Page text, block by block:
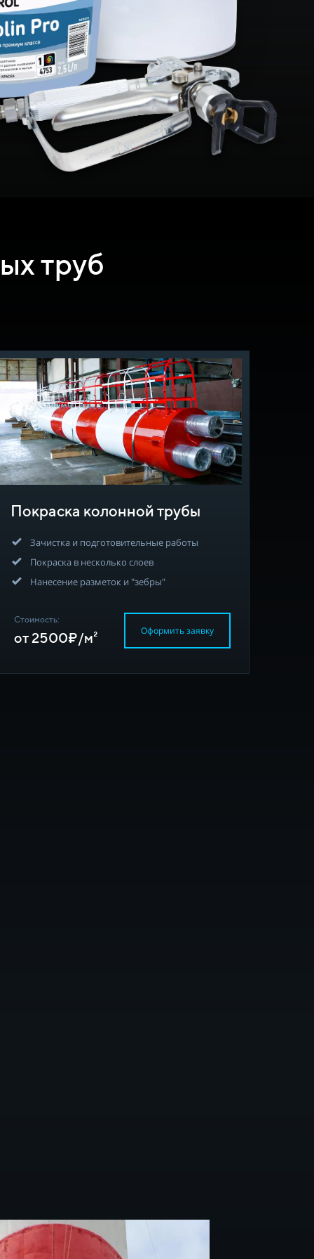
труб
Покраска колонной трубы
Зачистка и подготовительные работы
Покраска в несколько слоев
Нанесение разметок и "зебры"
Стоимость:
от 2500₽/м² Оформить заявку